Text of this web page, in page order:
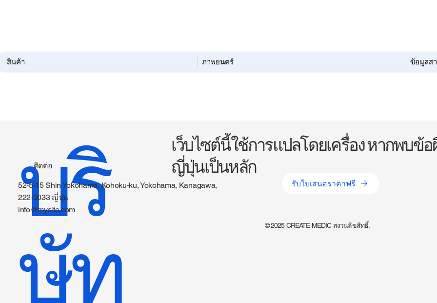
สินค้า ภาพยนตร์ ข้อมูลส
บริ
ษัท
ติดต่อ
52-5-15 Shin Yokohama, Kohoku-ku, Yokohama, Kanagawa,
222-0033 ญี่ปุ่น
info@mysite.com
เว็บไซต์นี้ใช้การแปลโดยเครื่อง หากพบข้
ญี่ปุ่นเป็นหลัก
© 2025 CREATE MEDIC สงวนลิขสิทธิ์.
รับใบเสนอราคาฟรี